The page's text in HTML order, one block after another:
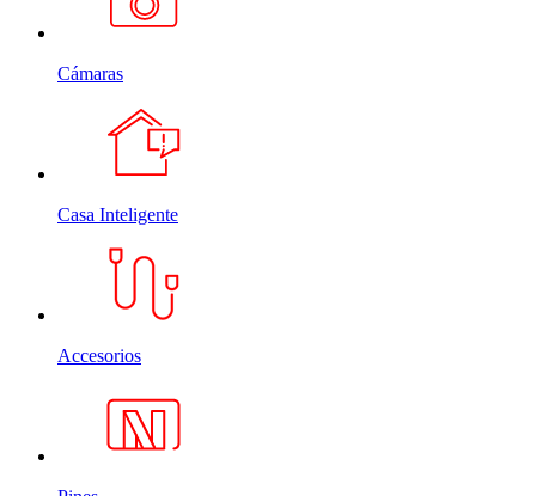
Cámaras
Casa Inteligente
Accesorios